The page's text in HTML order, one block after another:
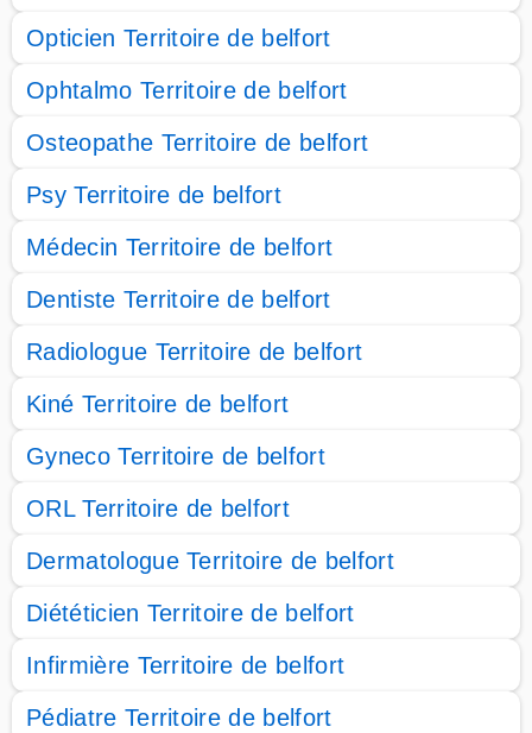
Opticien Territoire de belfort
Ophtalmo Territoire de belfort
Osteopathe Territoire de belfort
Psy Territoire de belfort
Médecin Territoire de belfort
Dentiste Territoire de belfort
Radiologue Territoire de belfort
Kiné Territoire de belfort
Gyneco Territoire de belfort
ORL Territoire de belfort
Dermatologue Territoire de belfort
Diététicien Territoire de belfort
Infirmière Territoire de belfort
Pédiatre Territoire de belfort